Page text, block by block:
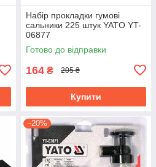
Набір прокладки гумові
сальники 225 штук YATO YT-
06877
Готово до відправки
164 ₴ 205 ₴
Купити
–20%